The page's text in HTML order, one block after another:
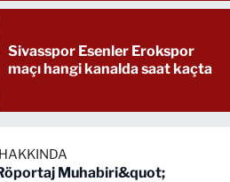
Sivasspor Esenler Erokspor
maçı hangi kanalda saat kaçta
Muhabiri&quot;